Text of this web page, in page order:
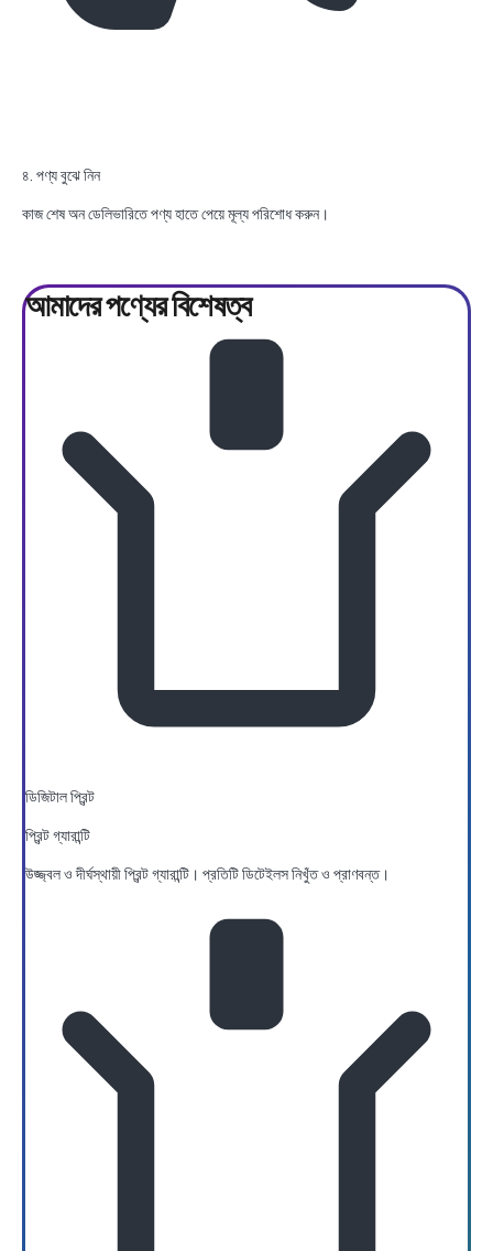
৪. পণ্য বুঝে নিন
কাজ শেষ অন ডেলিভারিতে পণ্য হাতে পেয়ে মূল্য পরিশোধ করুন।
আমাদের পণ্যেরবিশেষত্ব
ডিজিটাল প্রিন্ট
প্রিন্ট গ্যারান্টি
উজ্জ্বল ও দীর্ঘস্থায়ী প্রিন্ট গ্যারান্টি। প্রতিটি ডিটেইলস নিখুঁত ও প্রাণবন্ত।